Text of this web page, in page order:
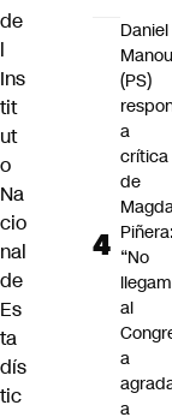
de
l
Ins
tit
ut
o
Na
cio
nal
de
Es
ta
dís
tic
Daniel
(PS)
a
crítica
de
Piñera:
“No
al
a
a